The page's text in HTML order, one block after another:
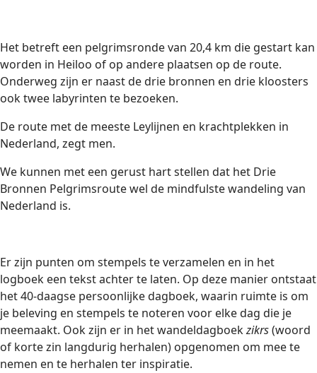
Het betreft een pelgrimsronde van 20,4 km die gestart kan
worden in Heiloo of op andere plaatsen op de route.
Onderweg zijn er naast de drie bronnen en drie kloosters
ook twee labyrinten te bezoeken.
De route met de meeste Leylijnen en krachtplekken in
Nederland, zegt men.
We kunnen met een gerust hart stellen dat het Drie
Bronnen Pelgrimsroute wel de mindfulste wandeling van
Nederland is.
Er zijn punten om stempels te verzamelen en in het
logboek een tekst achter te laten. Op deze manier ontstaat
het 40-daagse persoonlijke dagboek, waarin ruimte is om
je beleving en stempels te noteren voor elke dag die je
meemaakt. Ook zijn er in het wandeldagboekzikrs(woord
of korte zin langdurig herhalen) opgenomen om mee te
nemen en te herhalen ter inspiratie.